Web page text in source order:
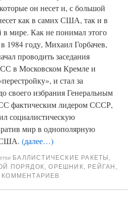
он несет и, с большой
как в самих США, так и в
мире. Как не понимал этого
1984 году, Михаил Горбачев,
проводить заседания
в Московском Кремле и
и стал за
своего избрания Генеральным
фактическим лидером СССР,
социалистическую
мир в однополярную
США. (далее…)
БАЛЛИСТИЧЕСКИЕ РАКЕТЫ ,
ПОРЯДОК,ОРЕШНИК, РЕЙГАН ,
КОММЕНТАРИЕВ